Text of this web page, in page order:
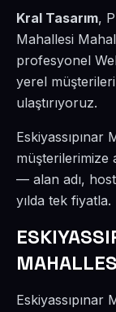
Kral Tasarım,
Mahallesi
profesyonel
yerel
ulaştırıyoruz.
Eskiyassıpınar
müşterilerimize
— alan adı,
yılda tek fiyatla.
Eskiyassıpınar